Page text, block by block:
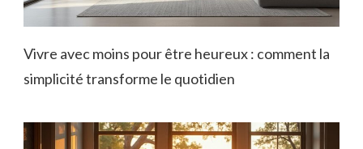
Vivre avec moins pour être heureux : comment la
simplicité transforme le quotidien